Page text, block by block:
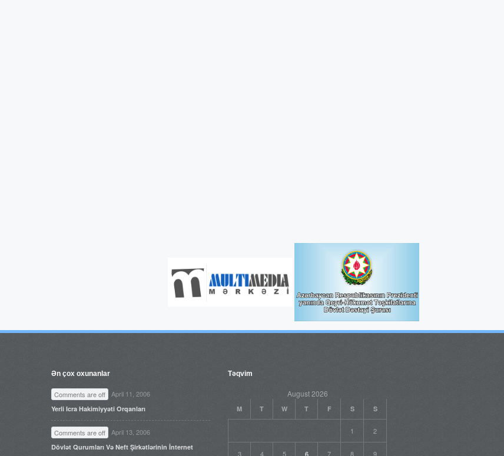
Ən çox oxunanlar
Comments are off April 11, 2006
Yerli Icra Hakimiyyəti Orqanları
Comments are off April 13, 2006
Dövlət Qurumları Və Neft Şirkətlərinin İnternet
Təqvim
August 2026
M T W T F S S
1 2
3 4 5 6 7 8 9